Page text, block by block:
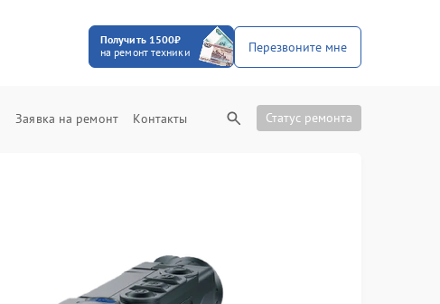
Получить 1500₽
на ремонт техники
Перезвоните мне
Заявка на ремонт Контакты Статус ремонта